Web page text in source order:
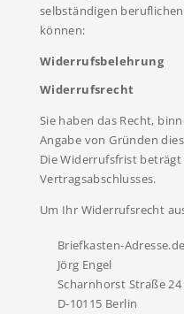
selbständigen
können:
Widerrufsbelehrung
Widerrufsrecht
Sie haben das Recht,
Angabe von Gründen
Die Widerrufsfrist beträgt
Vertragsabschlusses.
Um Ihr Widerrufsrecht
Briefkasten-Adresse.de
Jörg Engel
Scharnhorst Straße 24
D-10115 Berlin